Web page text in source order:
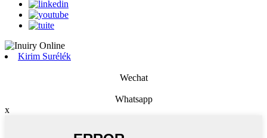
Kirim Surélék
Wechat
Whatsapp
x